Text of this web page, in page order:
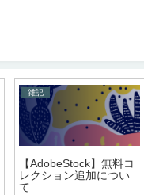
雑記
【AdobeStock】無料コ
レクション追加につい
て